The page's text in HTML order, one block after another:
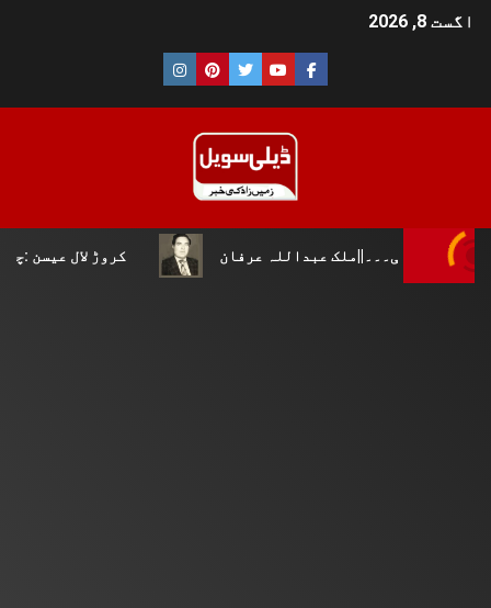
اگست 8, 2026
کروڑ لال عیسن :چوپال کلچرل اینڈ عبداللہ عرفان